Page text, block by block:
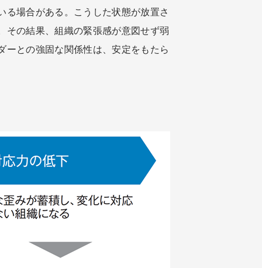
場合がある。こうした状態が放置さ
その結果、組織の緊張感が意図せず弱
との強固な関係性は、安定をもたら